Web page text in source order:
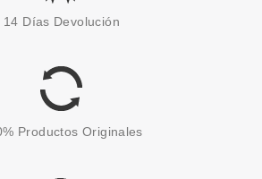
CATRICE ETERNAL RED
LABIAL CHERRY BOMB
4.90€
14 Días Devolución
Productos Originales